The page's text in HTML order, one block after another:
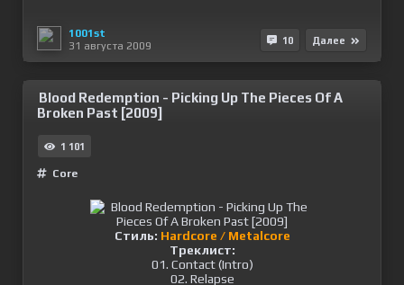
1001st
31 августа 2009
10 Далее
Blood Redemption - Picking Up The Pieces Of A
Broken Past [2009]
1 101
Сore
Стиль: Hardcore / Metalcore
Треклист:
01. Contact (Intro)
02. Relapse